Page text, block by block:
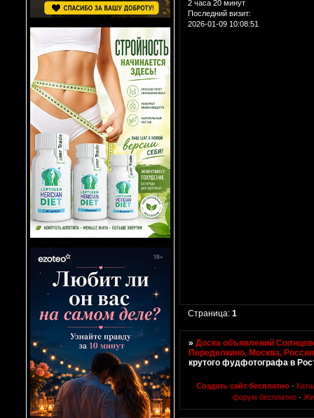
2 часа 20 минут
Последний визит:
2026-01-09 10:08:51
Страница:1
»Доска объявлений
Переделкино, Москва, Россия
крутого фудфотографа в
Создать сайт бесплатно ·
форум бесплатно ·